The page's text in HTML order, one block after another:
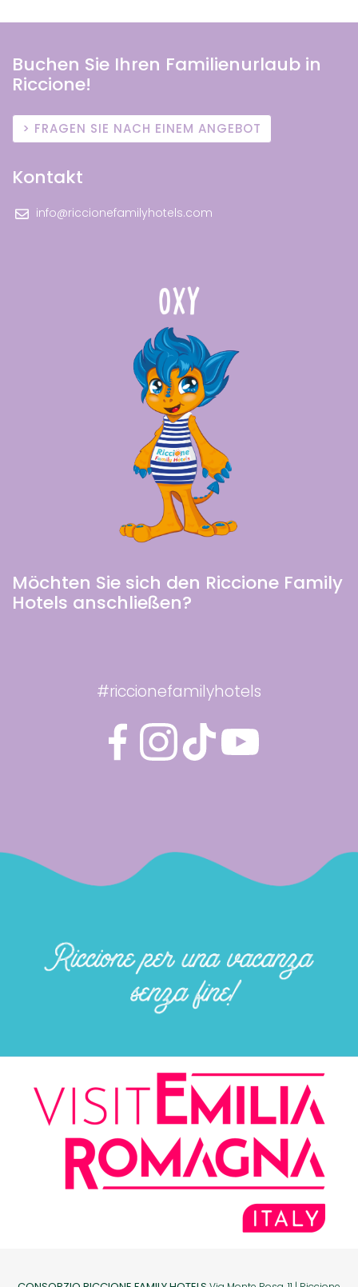
Buchen Sie Ihren Familienurlaub in
Riccione!
FRAGEN SIE NACH EINEM ANGEBOT
Kontakt
info@riccionefamilyhotels.com
Möchten Sie sich den Riccione Family
Hotels anschließen?
#riccionefamilyhotels